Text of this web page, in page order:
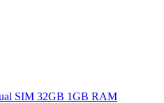
SIM 32GB 1GB RAM